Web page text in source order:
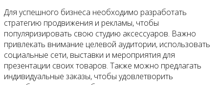
Для успешного бизнеса необходимо разработать
стратегию продвижения и рекламы, чтобы
популяризировать свою студию аксессуаров. Важно
привлекать внимание целевой аудитории, использовать
социальные сети, выставки и мероприятия для
презентации своих товаров. Также можно предлагать
индивидуальные заказы, чтобы удовлетворить